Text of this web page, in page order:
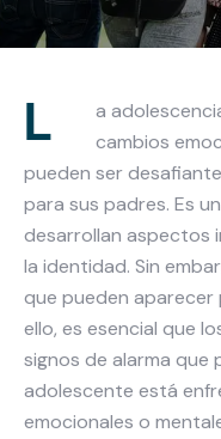
L
a
cambios
pueden ser
para sus padres. Es
desarrollan aspectos
la identidad. Sin
que pueden aparecer
ello, es esencial que
signos de alarma que
adolescente está
emocionales o